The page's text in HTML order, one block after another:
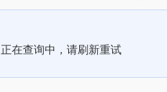
正在查询中，请刷新重试